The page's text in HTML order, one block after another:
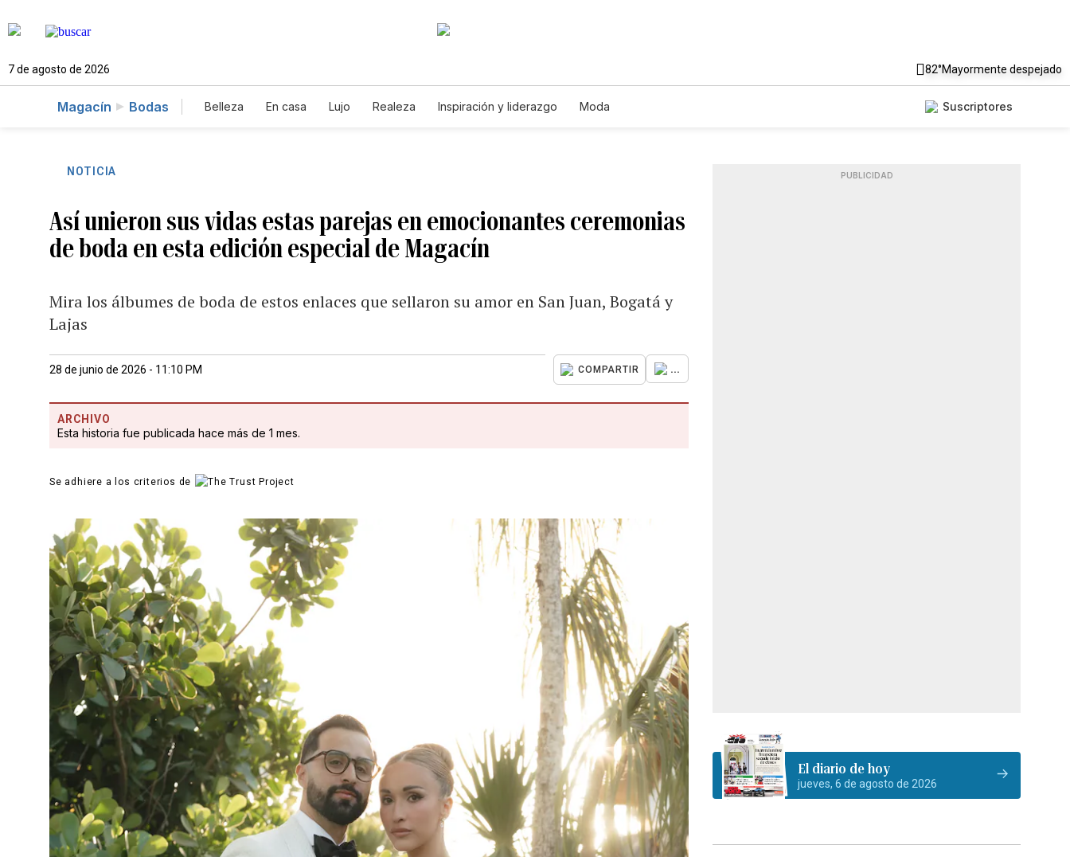
7 de agosto de 2026 82°Mayormente despejado
Magacín Bodas Belleza En casa Lujo Realeza Inspiración y liderazgo Moda Suscriptores
NOTICIA
Así unieron sus vidas estas parejas en emocionantes ceremonias
de boda en esta edición especial de Magacín
Mira los álbumes de boda de estos enlaces que sellaron su amor en San Juan, Bogatá y
Lajas
28 de junio de 2026 - 11:10 PM COMPARTIR ...
ARCHIVO
Esta historia fue publicada hace más de 1 mes.
Se adhiere a los criterios de
PUBLICIDAD
El diario de hoy
jueves, 6 de agosto de 2026